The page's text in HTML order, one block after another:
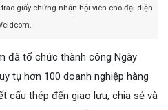
giấy chứng nhận hội viên cho đại diện
đã tổ chức thành công Ngày
tụ hơn 100 doanh nghiệp hàng
cấu thép đến giao lưu, chia sẻ và